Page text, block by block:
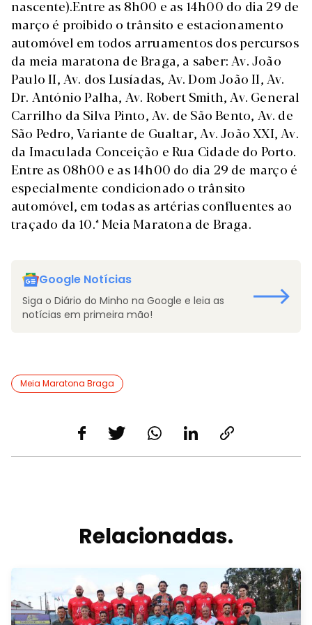
nascente).Entre as 8h00 e as 14h00 do dia 29 de
março é proibido o trânsito e estacionamento
automóvel em todos arruamentos dos percursos
da meia maratona de Braga, a saber: Av. João
Paulo II, Av. dos Lusíadas, Av. Dom João II, Av.
Dr. António Palha, Av. Robert Smith, Av. General
Carrilho da Silva Pinto, Av. de São Bento, Av. de
São Pedro, Variante de Gualtar, Av. João XXI, Av.
da Imaculada Conceição e Rua Cidade do Porto.
Entre as 08h00 e as 14h00 do dia 29 de março é
especialmente condicionado o trânsito
automóvel, em todas as artérias confluentes ao
traçado da 10.ª Meia Maratona de Braga.
Google Notícias
Siga o Diário do Minho na Google e leia as
notícias em primeira mão!
Meia Maratona Braga
Relacionadas.